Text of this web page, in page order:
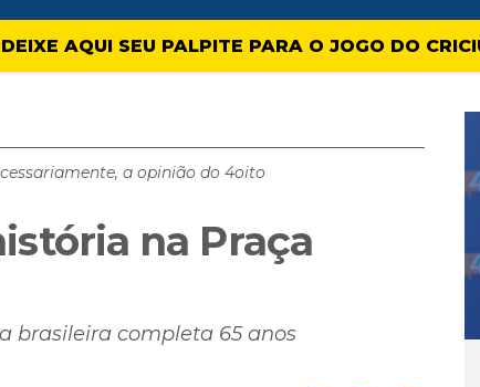
DEIXE AQUI SEU PALPITE PARA O JOGO DO
a opinião do 4oito
na Praça
brasileira completa 65 anos